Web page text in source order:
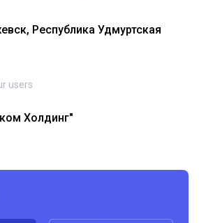
Республика Удмуртская
users
Холдинг"